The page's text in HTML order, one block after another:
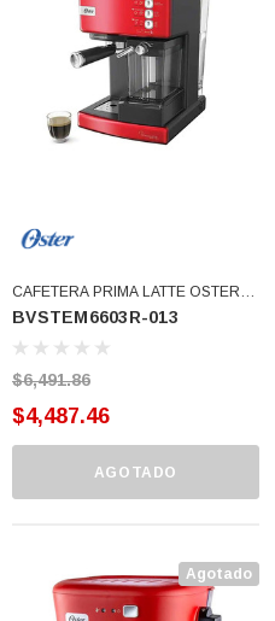
$46.62
$30.68
CAFETERA PRIMA LATTE OSTER
CANDY APPLE RED
(BVSTEM6603R-013)
BVSTEM6603R-013
$6,491.86
$4,487.46
AGOTADO
Agotado